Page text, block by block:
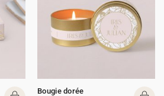
Bougie dorée